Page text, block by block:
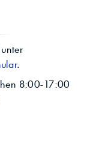
.
8:00-17:00